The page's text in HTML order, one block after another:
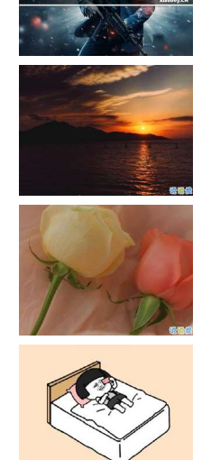
单目摄像头与双目摄像头
日出文案温柔句子 看日出的微
信说说配图
官宣恋爱的说说配图 官宣句子